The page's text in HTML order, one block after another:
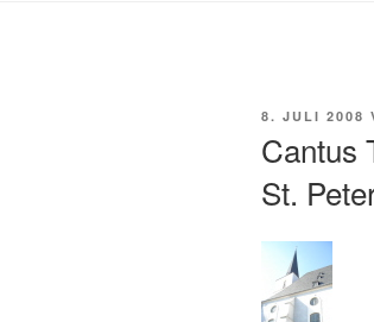
8. JULI 2008
Cantus
St.